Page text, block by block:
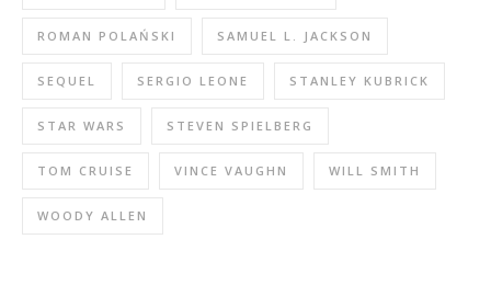
ROMAN POLAŃSKI SAMUEL L. JACKSON
SEQUEL SERGIO LEONE STANLEY KUBRICK
STAR WARS STEVEN SPIELBERG
TOM CRUISE VINCE VAUGHN WILL SMITH
WOODY ALLEN